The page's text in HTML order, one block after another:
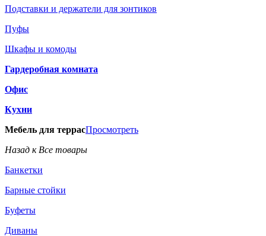
Подставки и держатели для зонтиков
Пуфы
Шкафы и комоды
Гардеробная комната
Офис
Кухни
Мебель для террасПросмотреть
Назад к Все товары
Банкетки
Барные стойки
Буфеты
Диваны